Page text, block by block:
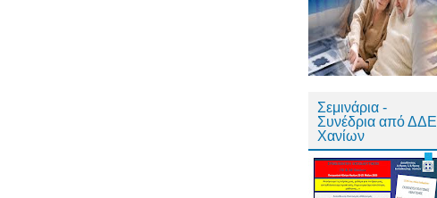
Σεμινάρια -
Συνέδρια από ΔΔΕ
Χανίων